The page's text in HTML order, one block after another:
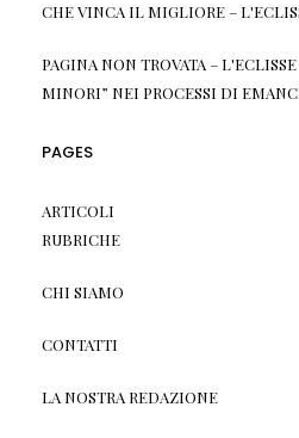
CHE VINCA IL MIGLIORE –
PAGINA NON TROVATA – L'ECLISSE
MINORI” NEI PROCESSI DI
PAGES
ARTICOLI
RUBRICHE
CHI SIAMO
CONTATTI
LA NOSTRA REDAZIONE